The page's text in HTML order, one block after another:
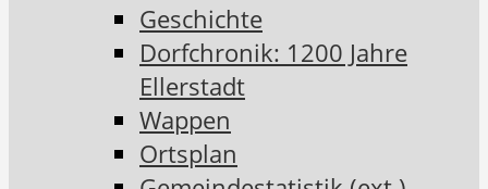
Geschichte
Dorfchronik: 1200 Jahre
Ellerstadt
Wappen
Ortsplan